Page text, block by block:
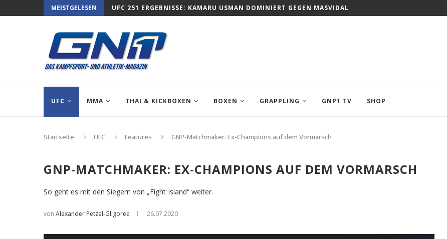
MEISTGELESEN UFC 251 ERGEBNISSE: KAMARU USMAN DOMINIERT GEGEN MASVIDAL
UFC MMA THAI & KICKBOXEN BOXEN GRAPPLING GNP1 TV SHOP
Startseite UFC Features GNP-Matchmaker: Ex-Champions auf dem Vormarsch
GNP-MATCHMAKER: EX-CHAMPIONS AUF DEM VORMARSCH
So geht es mit den Siegern von „Fight Island“ weiter.
von Alexander Petzel-Gligorea 26.07.2020